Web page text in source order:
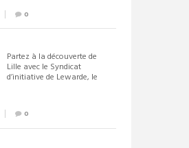
0
Partez à la découverte de
Lille avec le Syndicat
d’initiative de Lewarde, le
0